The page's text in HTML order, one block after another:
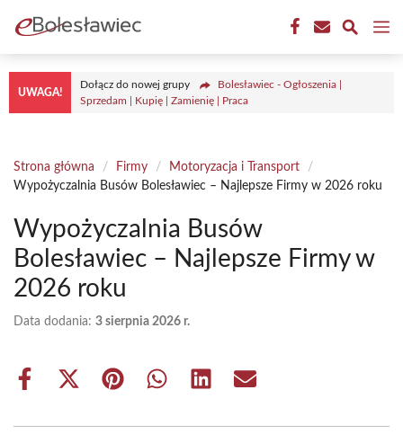
treści
UWAGA!
Dołącz do nowej grupy
Bolesławiec - Ogłoszenia |
Sprzedam | Kupię | Zamienię | Praca
Strona główna / Firmy / Motoryzacja i Transport
/
Wypożyczalnia Busów Bolesławiec – Najlepsze Firmy w 2026 roku
Wypożyczalnia Busów
Bolesławiec – Najlepsze Firmy w
2026 roku
Data dodania: 3 sierpnia 2026 r.
Share
Share
(Twitter)
Share Share Share Share